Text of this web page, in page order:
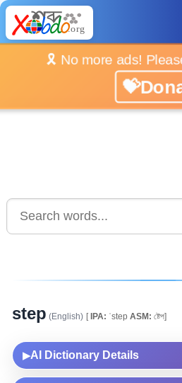
🎗️ No more ads!
step (English) [IPA: ˈstep ASM: ষ্টেপ]
▶AI Dictionary Details